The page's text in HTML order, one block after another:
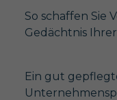
So schaffen Sie
Gedächtnis
Ein gut